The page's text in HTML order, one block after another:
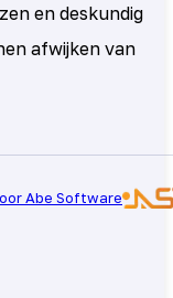
en deskundig
afwijken van
Abe Software